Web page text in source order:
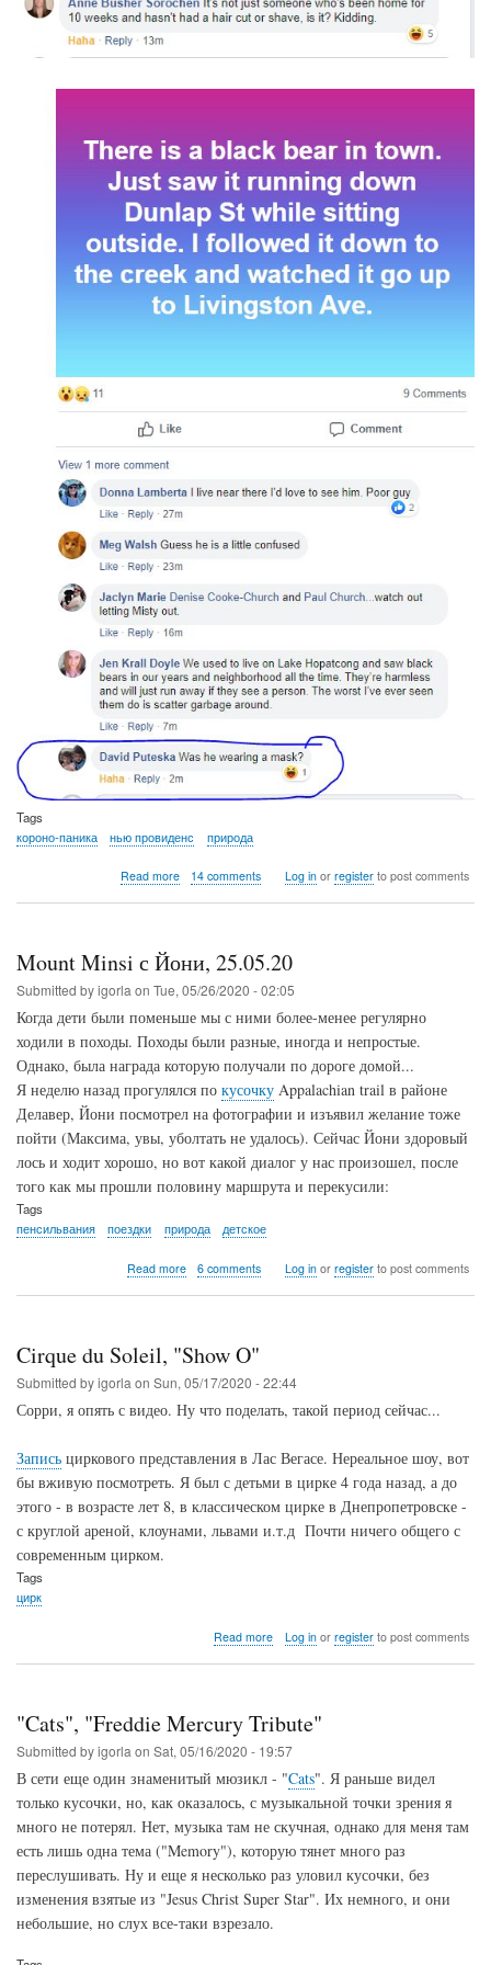
Tags
короно-паника
нью провиденс природа
Read moreabout
14 comments Log inor registerto post comments
Mount Minsi с Йони, 25.05.20
Submitted byigorla on Tue, 05/26/2020 - 02:05
Когда дети были поменьше мы с ними более-менее регулярно
ходили в походы. Походы были разные, иногда и непростые.
Однако, была награда которую получали по дороге домой...
Я неделю назад прогулялся по кусочку Appalachian trail в районе
Делавер, Йони посмотрел на фотографии и изъявил желание тоже
пойти (Максима, увы, уболтать не удалось). Сейчас Йони здоровый
лось и ходит хорошо, но вот какой диалог у нас произошел, после
того как мы прошли половину маршрута и перекусили:
Tags
пенсильвания
поездки природа детское
Read moreabout
25.05.20
6 comments Log inor registerto post comments
Cirque du Soleil, "Show O"
Submitted byigorla on Sun, 05/17/2020 - 22:44
Сорри, я опять с видео. Ну что поделать, такой период сейчас...
Запись циркового представления в Лас Вегасе. Нереальное шоу, вот
бы вживую посмотреть. Я был с детьми в цирке 4 года назад, а до
этого - в возрасте лет 8, в классическом цирке в Днепропетровске -
с круглой ареной, клоунами, львами и.т.д Почти ничего общего с
современным цирком.
Tags
цирк
Read moreabout
O"
Log inor registerto post comments
"Cats", "Freddie Mercury Tribute"
Submitted byigorla on Sat, 05/16/2020 - 19:57
В сети еще один знаменитый мюзикл - "Cats". Я раньше видел
только кусочки, но, как оказалось, с музыкальной точки зрения я
много не потерял. Нет, музыка там не скучная, однако для меня там
есть лишь одна тема ("Memory"), которую тянет много раз
переслушивать. Ну и еще я несколько раз уловил кусочки, без
изменения взятые из "Jesus Christ Super Star". Их немного, и они
небольшие, но слух все-таки взрезало.